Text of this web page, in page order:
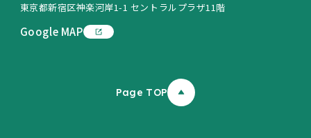
東京都新宿区神楽河岸1-1 セントラルプラザ11階
Google MAP
Page TOP